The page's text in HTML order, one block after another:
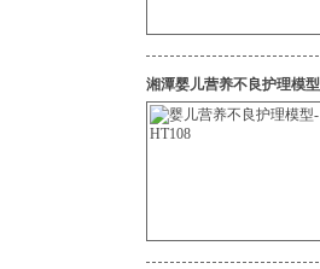
湘潭婴儿营养不良护理模